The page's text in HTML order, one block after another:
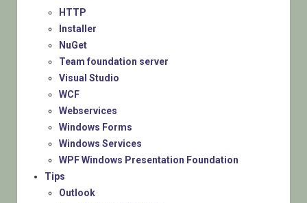
HTTP
Installer
NuGet
Team foundation server
Visual Studio
WCF
Webservices
Windows Forms
Windows Services
WPF Windows Presentation Foundation
Tips
Outlook